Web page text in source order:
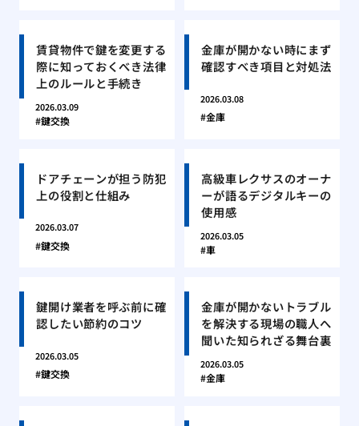
賃貸物件で鍵を変更する
際に知っておくべき法律
上のルールと手続き
2026.03.09
鍵交換
金庫が開かない時にまず
確認すべき項目と対処法
2026.03.08
金庫
ドアチェーンが担う防犯
上の役割と仕組み
2026.03.07
鍵交換
高級車レクサスのオーナ
ーが語るデジタルキーの
使用感
2026.03.05
車
鍵開け業者を呼ぶ前に確
認したい節約のコツ
2026.03.05
鍵交換
金庫が開かないトラブル
を解決する現場の職人へ
聞いた知られざる舞台裏
2026.03.05
金庫